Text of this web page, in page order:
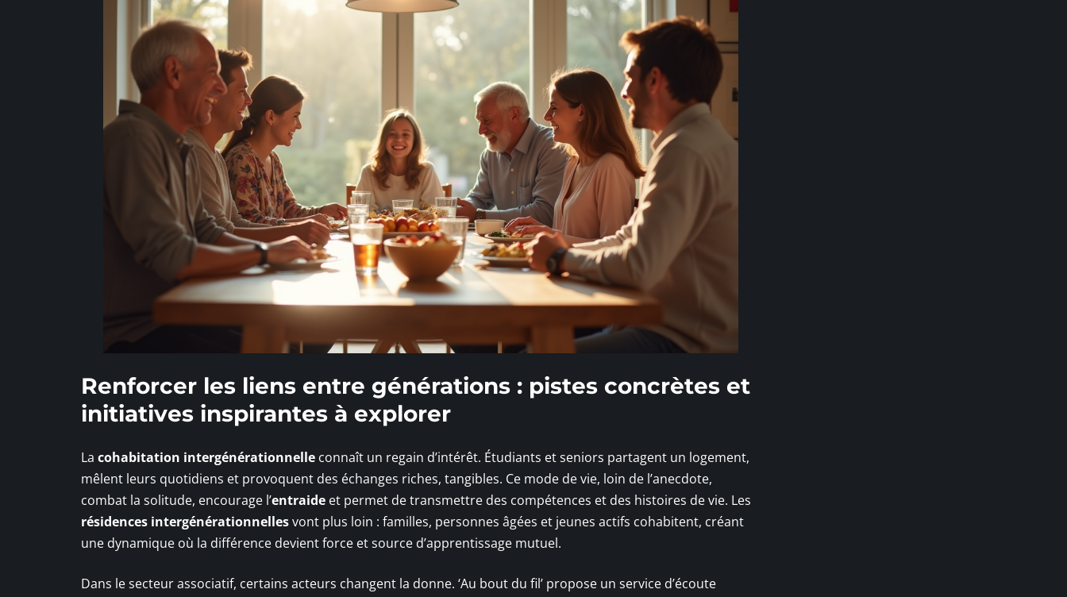
Renforcer les liens entre générations : pistes concrètes et
initiatives inspirantes à explorer
La cohabitation intergénérationnelle connaît un regain d’intérêt. Étudiants et seniors partagent un logement,
mêlent leurs quotidiens et provoquent des échanges riches, tangibles. Ce mode de vie, loin de l’anecdote,
combat la solitude, encourage l’entraide et permet de transmettre des compétences et des histoires de vie. Les
résidences intergénérationnellesvont plus loin : familles, personnes âgées et jeunes actifs cohabitent, créant
une dynamique où la différence devient force et source d’apprentissage mutuel.
Dans le secteur associatif, certains acteurs changent la donne. ‘Au bout du fil’ propose un service d’écoute